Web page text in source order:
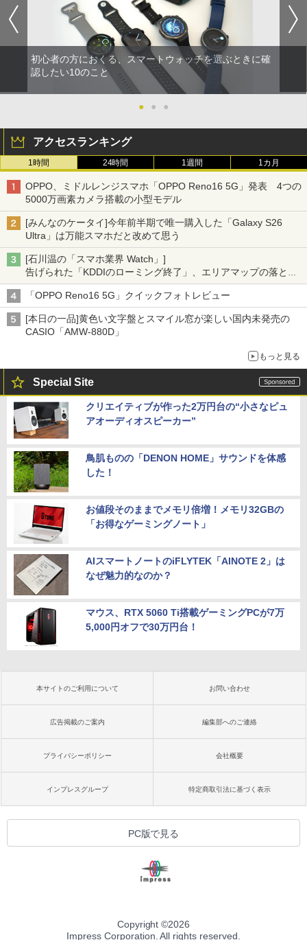
初心者の方におくる、スマートウォッチを選ぶときに確
認したい10のこと
● ● ●
アクセスランキング
1時間 24時間 1週間 1カ月
OPPO、ミドルレンジスマホ「OPPO Reno16 5G」発表 4つの
5000万画素カメラ搭載の小型モデル
[みんなのケータイ]今年前半期で唯一購入した「Galaxy S26
Ultra」は万能スマホだと改めて思う
[石川温の「スマホ業界 Watch」]
告げられた「KDDIのローミング終了」、エリアマップの落とし
穴と楽天モバイルの課題
「OPPO Reno16 5G」クイックフォトレビュー
[本日の一品]黄色い文字盤とスマイル窓が楽しい国内未発売の
CASIO「AMW-880D」
もっと見る
Special Site
クリエイティブが作った2万円台の“小さなピュ
アオーディオスピーカー”
鳥肌ものの「DENON HOME」サウンドを体感
した！
お値段そのままでメモリ倍増！メモリ32GBの
「お得なゲーミングノート」
AIスマートノートのiFLYTEK「AINOTE 2」は
なぜ魅力的なのか？
マウス、RTX 5060 Ti搭載ゲーミングPCが7万
5,000円オフで30万円台！
本サイトのご利用について お問い合わせ
広告掲載のご案内 編集部へのご連絡
プライバシーポリシー 会社概要
インプレスグループ 特定商取引法に基づく表示
PC版で見る
Copyright ©2026
Impress Corporation. All rights reserved.